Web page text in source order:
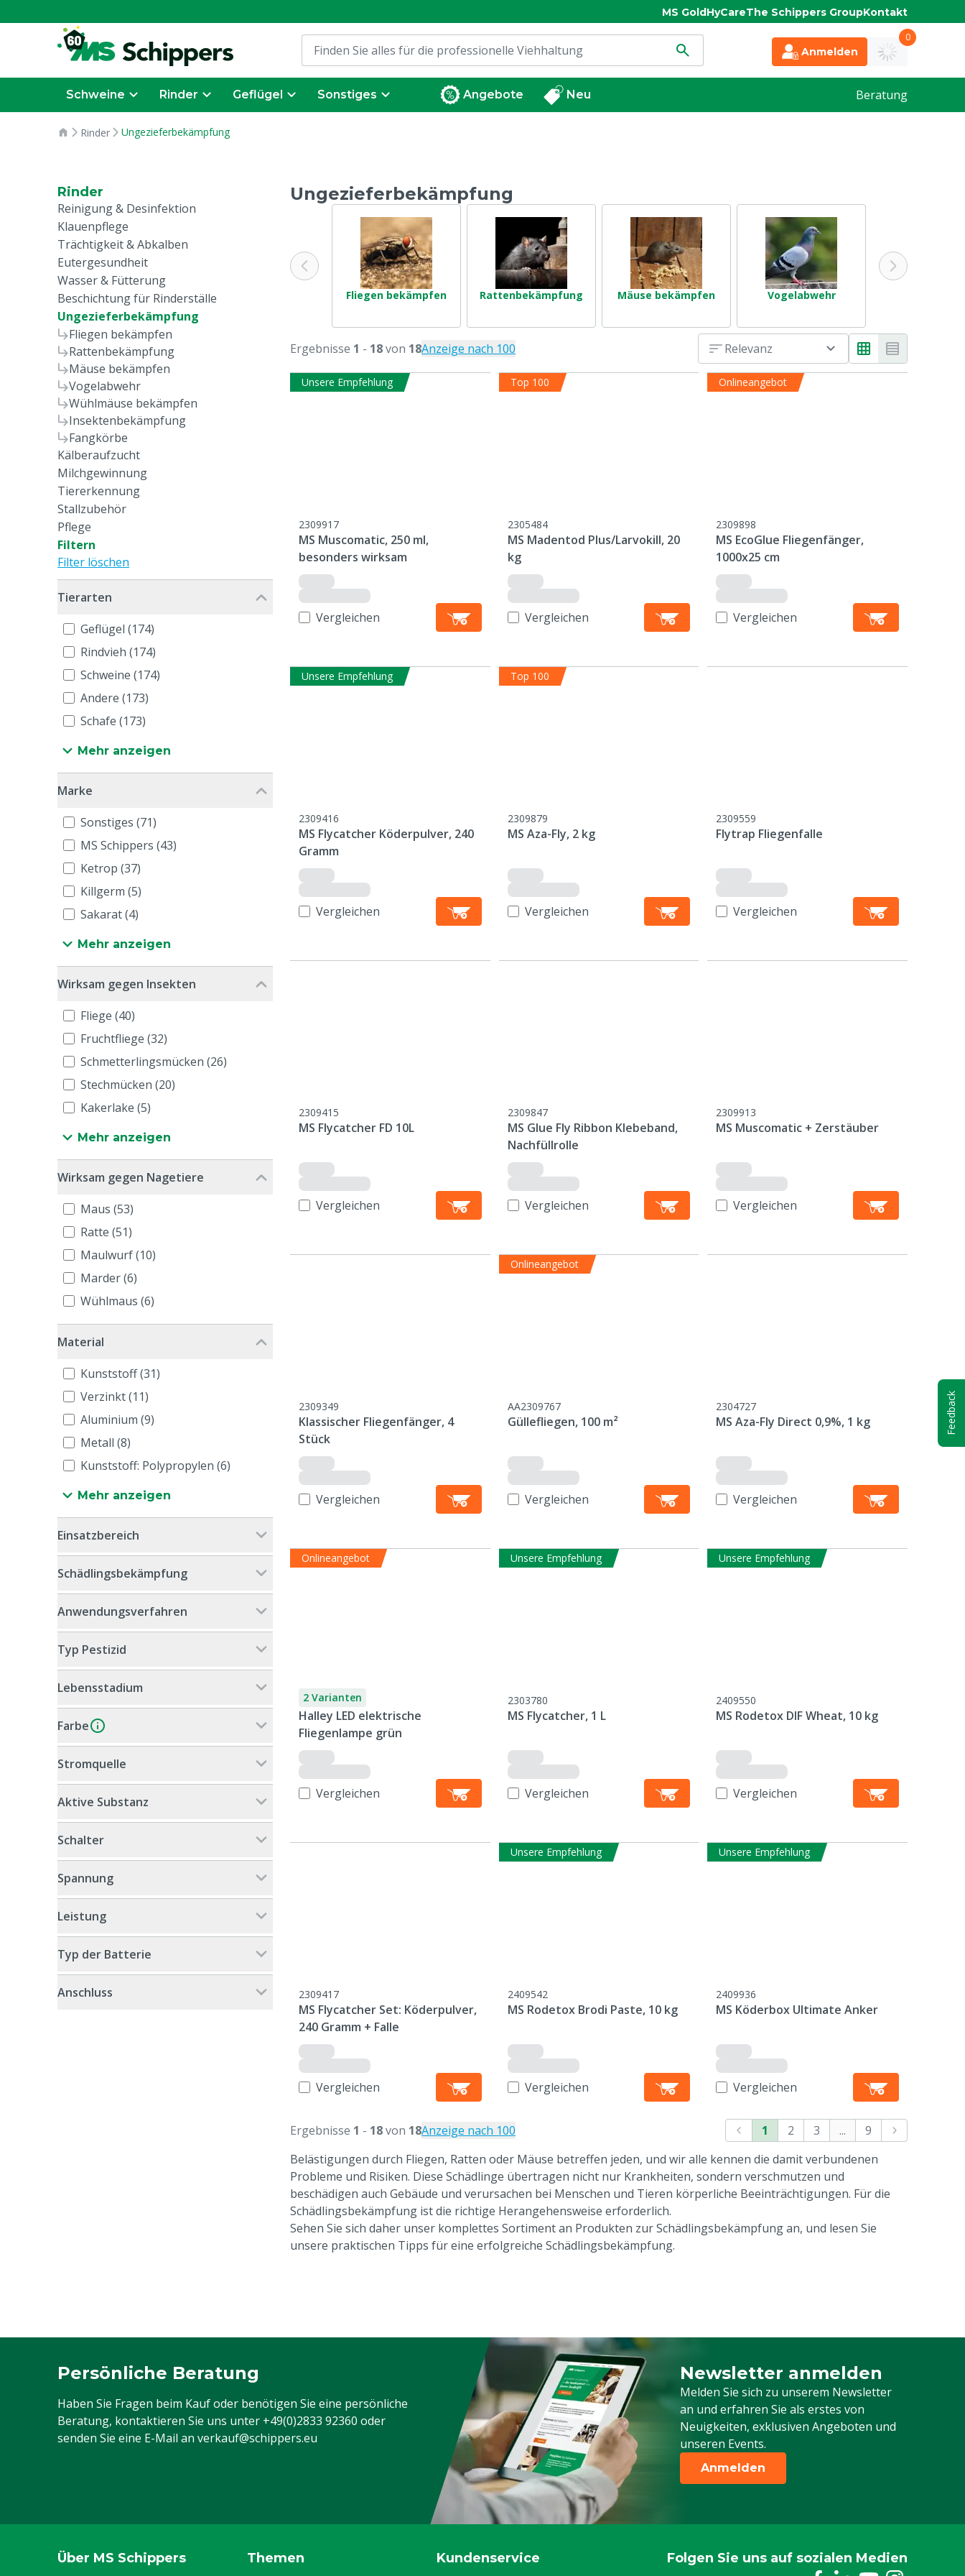
MS GoldHyCareThe Schippers GroupKontakt
Anmelden
0
Schweine Rinder Geflügel Sonstiges Angebote Neu Beratung
Rinder Ungezieferbekämpfung
Rinder
Reinigung & Desinfektion
Klauenpflege
Trächtigkeit & Abkalben
Eutergesundheit
Wasser & Fütterung
Beschichtung für Rinderställe
Ungezieferbekämpfung
Fliegen bekämpfen
Rattenbekämpfung
Mäuse bekämpfen
Vogelabwehr
Wühlmäuse bekämpfen
Insektenbekämpfung
Fangkörbe
Kälberaufzucht
Milchgewinnung
Tiererkennung
Stallzubehör
Pflege
Filtern
Filter löschen
Tierarten
Geflügel (174)
Rindvieh (174)
Schweine (174)
Andere (173)
Schafe (173)
Mehr anzeigen
Marke
Sonstiges (71)
MS Schippers (43)
Ketrop (37)
Killgerm (5)
Sakarat (4)
Mehr anzeigen
Wirksam gegen Insekten
Fliege (40)
Fruchtfliege (32)
Schmetterlingsmücken (26)
Stechmücken (20)
Kakerlake (5)
Mehr anzeigen
Wirksam gegen Nagetiere
Maus (53)
Ratte (51)
Maulwurf (10)
Marder (6)
Wühlmaus (6)
Material
Kunststoff (31)
Verzinkt (11)
Aluminium (9)
Metall (8)
Kunststoff: Polypropylen (6)
Mehr anzeigen
Einsatzbereich
Schädlingsbekämpfung
Anwendungsverfahren
Typ Pestizid
Lebensstadium
Farbe
Stromquelle
Aktive Substanz
Schalter
Spannung
Leistung
Typ der Batterie
Anschluss
Ungezieferbekämpfung
Fliegen bekämpfen Rattenbekämpfung Mäuse bekämpfen Vogelabwehr
Ergebnisse 1 - 18von 18Anzeige nach 100 Relevanz
Unsere Empfehlung
2309917
MS Muscomatic, 250 ml,
besonders wirksam
Vergleichen
Top 100
2305484
MS Madentod Plus/Larvokill, 20
kg
Vergleichen
Onlineangebot
2309898
MS EcoGlue Fliegenfänger,
1000x25 cm
Vergleichen
Unsere Empfehlung
2309416
MS Flycatcher Köderpulver, 240
Gramm
Vergleichen
Top 100
2309879
MS Aza-Fly, 2 kg
Vergleichen
2309559
Flytrap Fliegenfalle
Vergleichen
2309415
MS Flycatcher FD 10L
Vergleichen
2309847
MS Glue Fly Ribbon Klebeband,
Nachfüllrolle
Vergleichen
2309913
MS Muscomatic + Zerstäuber
Vergleichen
2309349
Klassischer Fliegenfänger, 4
Stück
Vergleichen
Onlineangebot
AA2309767
Güllefliegen, 100 m²
Vergleichen
2304727
MS Aza-Fly Direct 0,9%, 1 kg
Vergleichen
Onlineangebot
2 Varianten
Halley LED elektrische
Fliegenlampe grün
Vergleichen
Unsere Empfehlung
2303780
MS Flycatcher, 1 L
Vergleichen
Unsere Empfehlung
2409550
MS Rodetox DIF Wheat, 10 kg
Vergleichen
2309417
MS Flycatcher Set: Köderpulver,
240 Gramm + Falle
Vergleichen
Unsere Empfehlung
2409542
MS Rodetox Brodi Paste, 10 kg
Vergleichen
Unsere Empfehlung
2409936
MS Köderbox Ultimate Anker
Vergleichen
Ergebnisse 1 - 18von 18Anzeige nach 100 1 2 3 ...
9
Belästigungen durch Fliegen, Ratten oder Mäuse betreffen jeden, und wir alle kennen die damit verbundenen
Probleme und Risiken. Diese Schädlinge übertragen nicht nur Krankheiten, sondern verschmutzen und
beschädigen auch Gebäude und verursachen bei Menschen und Tieren körperliche Beeinträchtigungen. Für die
Schädlingsbekämpfung ist die richtige Herangehensweise erforderlich.
Sehen Sie sich daher unser komplettes Sortiment an Produkten zur Schädlingsbekämpfung an, und lesen Sie
unsere praktischen Tipps für eine erfolgreiche Schädlingsbekämpfung.
Persönliche Beratung
Haben Sie Fragen beim Kauf oder benötigen Sie eine persönliche
Beratung, kontaktieren Sie uns unter +49(0)2833 92360 oder
senden Sie eine E-Mail an verkauf@schippers.eu
Newsletter anmelden
Melden Sie sich zu unserem Newsletter
an und erfahren Sie als erstes von
Neuigkeiten, exklusiven Angeboten und
unseren Events.
Melden Sie sich für unseren Newsletter
Anmelden
Über MS Schippers
Themen
Kundenservice
Folgen Sie uns auf sozialen Medien
Feedback